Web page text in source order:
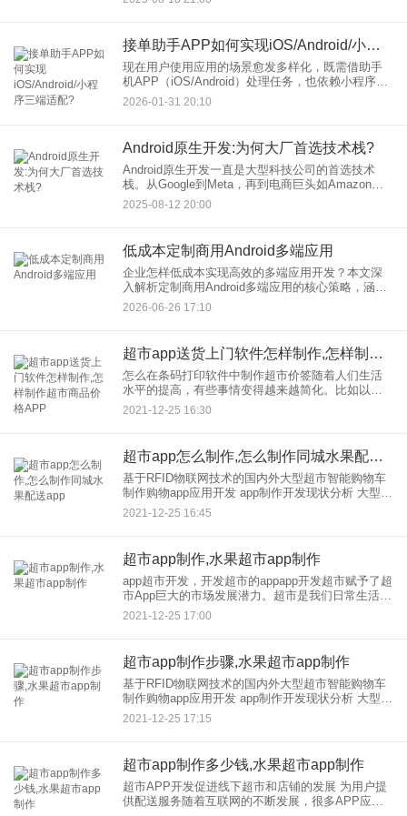
程、代码窃取、数据篡改或制作非法破解/重打包版
接单助手APP如何实现iOS/Android/小程序三端适配?
现在用户使用应用的场景愈发多样化，既需借助手
机APP（iOS/Android）处理任务，也依赖小程序进
行轻量化操作。对于接单助手APP这类工具型应用
而言，三端适配已成为提升用户体验、扩大市场覆
2026-01-31 20:10
Android原生开发:为何大厂首选技术栈?
Android原生开发一直是大型科技公司的首选技术
栈。从Google到Meta，再到电商巨头如Amazon，
这些企业都优先选择Android原生开发来构建高性
能、用户友好的应用。那么，什么是Andro
2025-08-12 20:00
低成本定制商用Android多端应用
企业怎样低成本实现高效的多端应用开发？本文深
入解析定制商用Android多端应用的核心策略，涵盖
半定制开发、跨平台框架、资源优化等关键技术，
结合真实案例与成本对比，为企业提供可落地的低
2026-06-26 17:10
超市app送货上门软件怎样制作,怎样制作超市商品价格APP
怎么在条码打印软件中制作超市价签随着人们生活
水平的提高，有些事情变得越来越简化。比如以前
小店老板要背商品的价格，现在去超市购物只需要
直接扫码，各种标签随处可见。超市价签的应用现
2021-12-25 16:30
超市app怎么制作,怎么制作同城水果配送app
基于RFID物联网技术的国内外大型超市智能购物车
制作购物app应用开发 app制作开发现状分析 大型超
市购物车 中国似乎没有大规模应用，主要有两个原
因。 1.超市购物的商品，很多单价
2021-12-25 16:45
超市app制作,水果超市app制作
app超市开发，开发超市的appapp开发超市赋予了超
市App巨大的市场发展潜力。超市是我们日常生活中
常见的消费场景之一。app开发迎合消费者和用户的
需求和习惯，贴近用户生活场景的应用，为用户日
2021-12-25 17:00
超市app制作步骤,水果超市app制作
基于RFID物联网技术的国内外大型超市智能购物车
制作购物app应用开发 app制作开发现状分析 大型超
市购物车 中国似乎没有大规模应用，主要有两个原
因。 1.超市购物的商品，很多单价
2021-12-25 17:15
超市app制作多少钱,水果超市app制作
超市APP开发促进线下超市和店铺的发展 为用户提
供配送服务随着互联网的不断发展，很多APP应用